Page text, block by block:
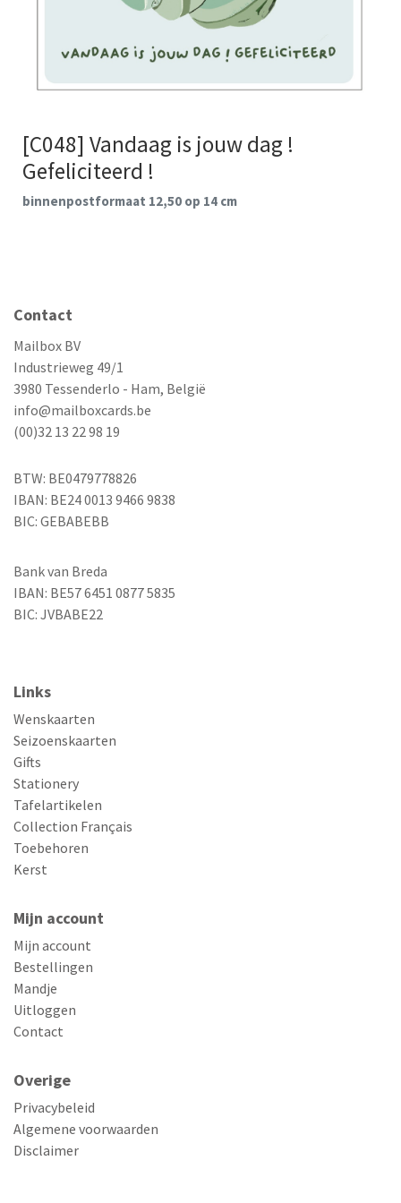
[C048] Vandaag is jouw dag !
Gefeliciteerd !
binnenpostformaat 12,50 op 14 cm
Contact
Mailbox BV
Industrieweg 49/1
3980 Tessenderlo - Ham, België
info@mailboxcards.be
(00)32 13 22 98 19
BTW: BE0479778826
IBAN: BE24 0013 9466 9838
BIC: GEBABEBB
Bank van Breda
IBAN: BE57 6451 0877 5835
BIC: JVBABE22
Links
Wenskaarten
Seizoenskaarten
Gifts
Stationery
Tafelartikelen
Collection Français
Toebehoren
Kerst
Mijn account
Mijn account
Bestellingen
Mandje
Uitloggen
Contact
Overige
Privacybeleid
Algemene voorwaarden
Disclaimer